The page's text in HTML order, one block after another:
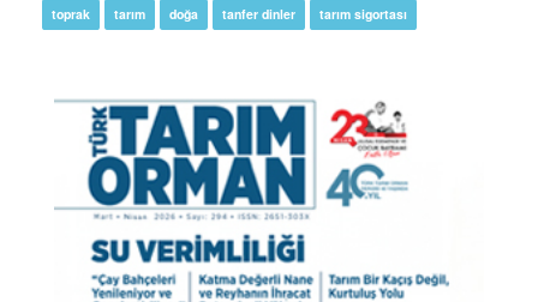
toprak tarım doğa tanfer dinler tarım sigortası